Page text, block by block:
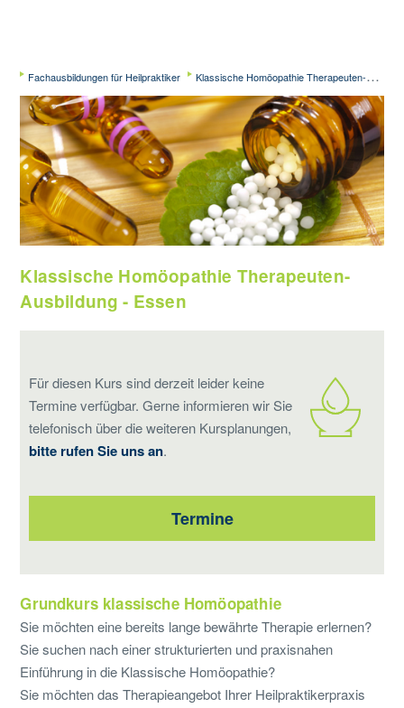
Fachausbildungen für Heilpraktiker Klassische Homöopathie Therapeuten-Ausbildung - Essen
Klassische Homöopathie Therapeuten-
Ausbildung - Essen
Für diesen Kurs sind derzeit leider keine
Termine verfügbar. Gerne informieren wir Sie
telefonisch über die weiteren Kursplanungen,
bitte rufen Sie uns an.
Termine
Grundkurs klassische Homöopathie
Sie möchten eine bereits lange bewährte Therapie erlernen?
Sie suchen nach einer strukturierten und praxisnahen
Einführung in die Klassische Homöopathie?
Sie möchten das Therapieangebot Ihrer Heilpraktikerpraxis